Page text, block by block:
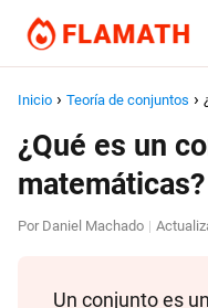
Inicio Teoría de conjuntos
¿Qué es un
matemáticas?
Por Daniel Machado |
Un conjunto es